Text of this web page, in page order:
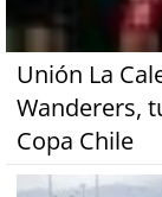
Unión La
Wanderers,
Copa Chile